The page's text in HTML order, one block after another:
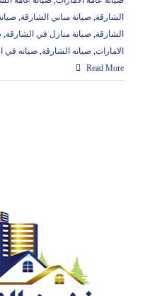
الشارقة, صيانة مباني الشارقة,
الشارقة, صيانة منازل في الشارقة,
الامارات, صيانه الشارقة, صيانه في
Read More